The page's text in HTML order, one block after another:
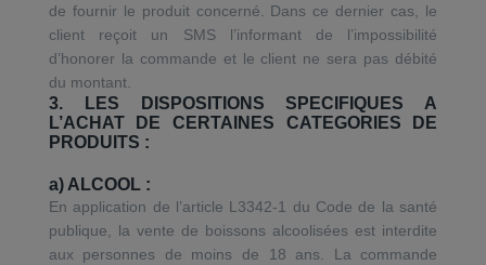
de fournir le produit concerné. Dans ce dernier cas, le
client reçoit un SMS l’informant de l’impossibilité
d’honorer la commande et le client ne sera pas débité
du montant.
3. LES DISPOSITIONS SPECIFIQUES A
L’ACHAT DE CERTAINES CATEGORIES DE
PRODUITS :
a) ALCOOL :
En application de l’article L3342-1 du Code de la santé
publique, la vente de boissons alcoolisées est interdite
aux personnes de moins de 18 ans. La commande